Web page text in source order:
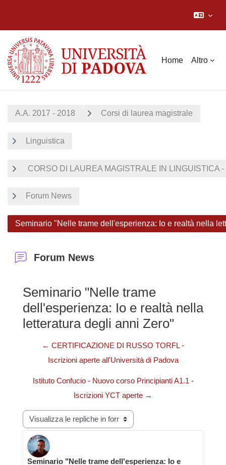
Home Altro
A.A. 2017 - 2018 Corsi di laurea magistrale
Linguistica
CORSO DI LAUREA MAGISTRALE IN LINGUISTICA
Forum News
Seminario "Nelle trame dell'esperienza: Io e realtà nella
Forum News
Seminario "Nelle trame
dell'esperienza: Io e realtà nella
letteratura degli anni Zero"
← CERTIFICAZIONE DI RUSSO TORFL -
Iscrizioni aperte all'Università di Padova
Istituto Confucio - Nuovo corso Principianti A1.1 -
Iscrizioni YCT aperte →
Modalità visualizzazione
Seminario "Nelle trame dell'esperienza: Io e
Numero di risposte: 0